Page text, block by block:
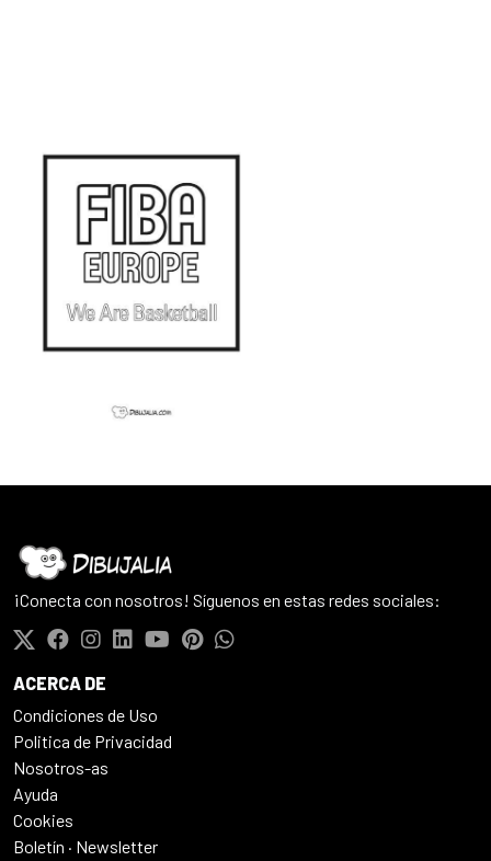
¡Conecta con nosotros! Síguenos en estas redes sociales:
ACERCA DE
Condiciones de Uso
Politica de Privacidad
Nosotros-as
Ayuda
Cookies
Boletín · Newsletter